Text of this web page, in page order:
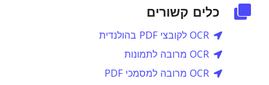
כלים קשורים
OCR לקובצי PDF בהולנדית
OCR מרובה לתמונות
OCR מרובה למסמכי PDF